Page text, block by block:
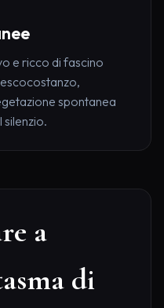
e ricco di fascino
spontanea
silenzio.
a
di